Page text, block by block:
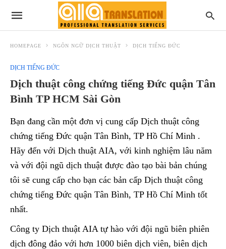
HOMEPAGE NGÔN NGỮ DỊCH THUẬT DỊCH TIẾNG ĐỨC
DỊCH TIẾNG ĐỨC
Dịch thuật công chứng tiếng Đức quận Tân
Bình TP HCM Sài Gòn
Bạn đang cần một đơn vị cung cấp Dịch thuật công
chứng tiếng Đức quận Tân Bình, TP Hồ Chí Minh .
Hãy đến với Dịch thuật AIA, với kinh nghiệm lâu năm
và với đội ngũ dịch thuật được đào tạo bài bản chúng
tôi sẽ cung cấp cho bạn các bản cấp Dịch thuật công
chứng tiếng Đức quận Tân Bình, TP Hồ Chí Minh tốt
nhất.
Công ty Dịch thuật AIA tự hào với đội ngũ biên phiên
dịch đông đảo với hơn 1000 biên dịch viên, biên dịch